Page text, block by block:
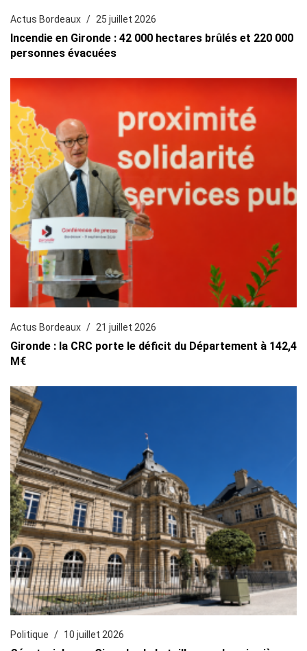
Actus Bordeaux 25 juillet 2026
Incendie en Gironde : 42 000 hectares brûlés et 220 000
personnes évacuées
Actus Bordeaux 21 juillet 2026
Gironde : la CRC porte le déficit du Département à 142,4
M€
Politique 10 juillet 2026